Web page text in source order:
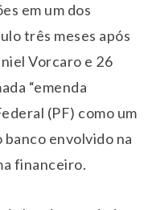
em um dos
três meses após
Vorcaro e 26
“emenda
(PF) como um
envolvido na
financeiro.